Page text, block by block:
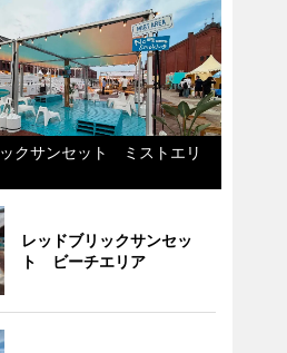
クサンセット ミストエリ
レッドブリックサンセッ
ト ビーチエリア